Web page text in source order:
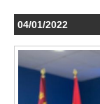
04/01/2022